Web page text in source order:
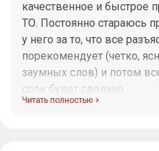
качественное и быстрое
ТО. Постоянно стараюсь
у него за то, что все
порекомендует (четко,
заумных слов) и потом
срок будет сделано.
Читать полностью